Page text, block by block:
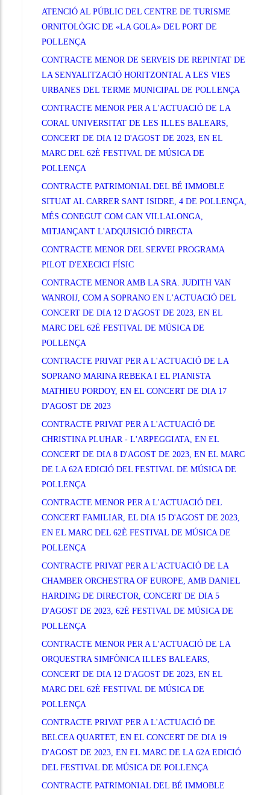
ATENCIÓ AL PÚBLIC DEL CENTRE DE TURISME
ORNITOLÒGIC DE «LA GOLA» DEL PORT DE
POLLENÇA
CONTRACTE MENOR DE SERVEIS DE REPINTAT DE
LA SENYALITZACIÓ HORITZONTAL A LES VIES
URBANES DEL TERME MUNICIPAL DE POLLENÇA
CONTRACTE MENOR PER A L'ACTUACIÓ DE LA
CORAL UNIVERSITAT DE LES ILLES BALEARS,
CONCERT DE DIA 12 D'AGOST DE 2023, EN EL
MARC DEL 62È FESTIVAL DE MÚSICA DE
POLLENÇA
CONTRACTE PATRIMONIAL DEL BÉ IMMOBLE
SITUAT AL CARRER SANT ISIDRE, 4 DE POLLENÇA,
MÉS CONEGUT COM CAN VILLALONGA,
MITJANÇANT L'ADQUISICIÓ DIRECTA
CONTRACTE MENOR DEL SERVEI PROGRAMA
PILOT D'EXECICI FÍSIC
CONTRACTE MENOR AMB LA SRA. JUDITH VAN
WANROIJ, COM A SOPRANO EN L'ACTUACIÓ DEL
CONCERT DE DIA 12 D'AGOST DE 2023, EN EL
MARC DEL 62È FESTIVAL DE MÚSICA DE
POLLENÇA
CONTRACTE PRIVAT PER A L'ACTUACIÓ DE LA
SOPRANO MARINA REBEKA I EL PIANISTA
MATHIEU PORDOY, EN EL CONCERT DE DIA 17
D'AGOST DE 2023
CONTRACTE PRIVAT PER A L'ACTUACIÓ DE
CHRISTINA PLUHAR - L'ARPEGGIATA, EN EL
CONCERT DE DIA 8 D'AGOST DE 2023, EN EL MARC
DE LA 62A EDICIÓ DEL FESTIVAL DE MÚSICA DE
POLLENÇA
CONTRACTE MENOR PER A L'ACTUACIÓ DEL
CONCERT FAMILIAR, EL DIA 15 D'AGOST DE 2023,
EN EL MARC DEL 62È FESTIVAL DE MÚSICA DE
POLLENÇA
CONTRACTE PRIVAT PER A L'ACTUACIÓ DE LA
CHAMBER ORCHESTRA OF EUROPE, AMB DANIEL
HARDING DE DIRECTOR, CONCERT DE DIA 5
D'AGOST DE 2023, 62È FESTIVAL DE MÚSICA DE
POLLENÇA
CONTRACTE MENOR PER A L'ACTUACIÓ DE LA
ORQUESTRA SIMFÒNICA ILLES BALEARS,
CONCERT DE DIA 12 D'AGOST DE 2023, EN EL
MARC DEL 62È FESTIVAL DE MÚSICA DE
POLLENÇA
CONTRACTE PRIVAT PER A L'ACTUACIÓ DE
BELCEA QUARTET, EN EL CONCERT DE DIA 19
D'AGOST DE 2023, EN EL MARC DE LA 62A EDICIÓ
DEL FESTIVAL DE MÚSICA DE POLLENÇA
CONTRACTE PATRIMONIAL DEL BÉ IMMOBLE